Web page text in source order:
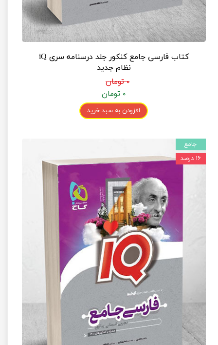
کتاب فارسی جامع کنکور جلد درسنامه سری iQ
نظام جدید
۰ تومان
۰ تومان
افزودن به سبد خرید
جامع
۱۶ درصد